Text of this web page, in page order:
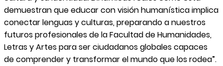
demuestran que educar con visión humanística implica
conectar lenguas y culturas, preparando a nuestros
futuros profesionales de la Facultad de Humanidades,
Letras y Artes para ser ciudadanos globales capaces
de comprender y transformar el mundo que los rodea”.